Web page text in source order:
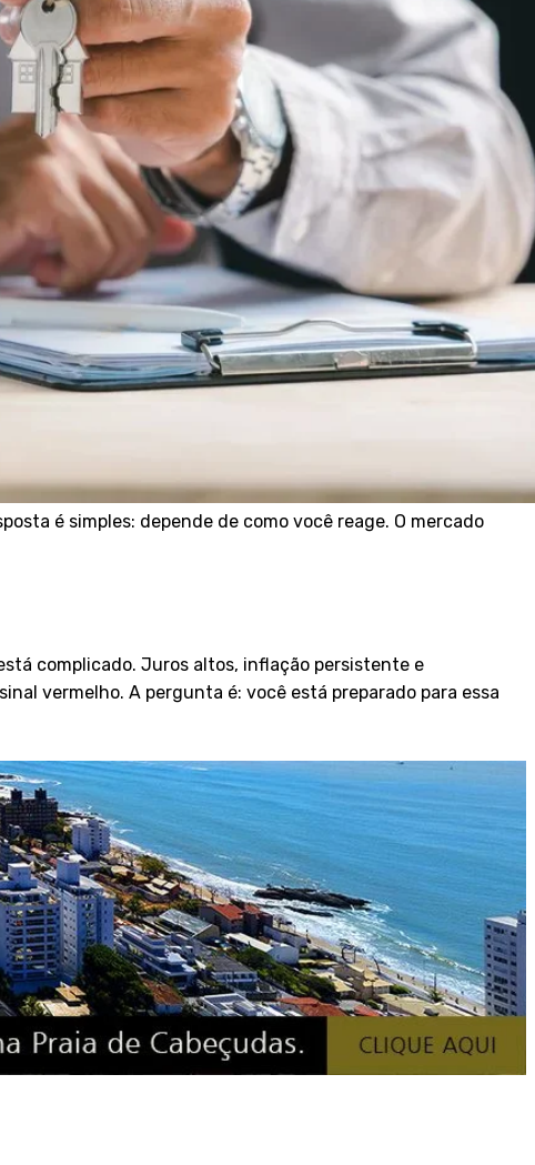
é simples: depende de como você reage. O mercado
complicado. Juros altos, inflação persistente e
vermelho. A pergunta é: você está preparado para essa